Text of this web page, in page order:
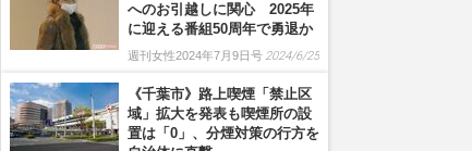
へのお引越しに関心 2025年
に迎える番組50周年で勇退か
週刊女性2024年7月9日号 2024/6/25
《千葉市》路上喫煙「禁止区
域」拡大を発表も喫煙所の設
置は「0」、分煙対策の行方を